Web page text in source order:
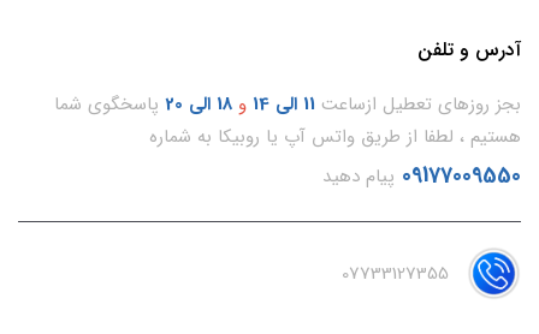
آدرس و تلفن
بجز روزهای تعطیل ازساعت 11 الی 14 و 18 الی 20
پاسخگوی شما
هستیم ، لطفا از طریق واتس آپ یا روبیکا به شماره
09177009550 پیام دهید
07733127355